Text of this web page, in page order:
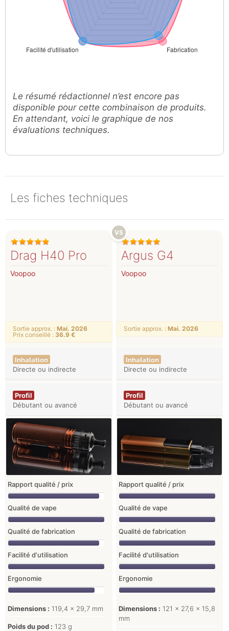
Le résumé rédactionnel n’est encore pas
disponible pour cette combinaison de produits.
En attendant, voici le graphique de nos
évaluations techniques.
Les fiches techniques
Drag H40 Pro
Voopoo
Sortie approx. : Mai. 2026
Prix conseillé : 36.9 €
Inhalation
Directe ou indirecte
Profil
Débutant ou avancé
Rapport qualité / prix
Qualité de vape
Qualité de fabrication
Facilité d'utilisation
Ergonomie
Dimensions : 119,4 x 29,7 mm
Poids du pod : 123 g
Argus G4
Voopoo
Sortie approx. : Mai. 2026
Inhalation
Directe ou indirecte
Profil
Débutant ou avancé
Rapport qualité / prix
Qualité de vape
Qualité de fabrication
Facilité d'utilisation
Ergonomie
Dimensions : 121 x 27,6 x 15,8
mm